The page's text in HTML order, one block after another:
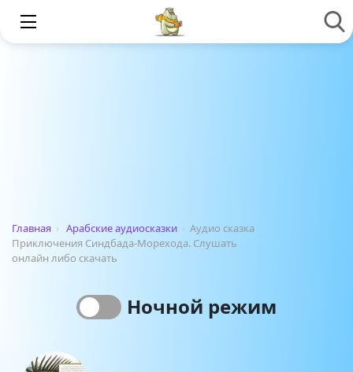
Главная › Арабские аудиосказки › Аудио сказка
Приключения Синдбада-Морехода. Слушать
онлайн либо скачать
Ночной режим